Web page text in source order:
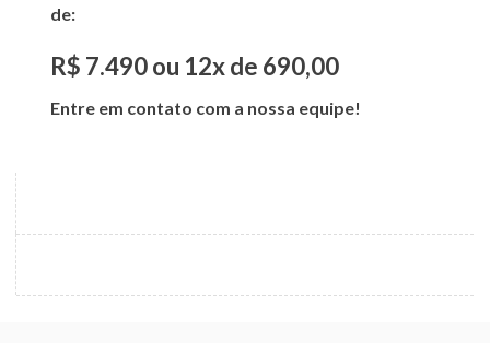
de:
R$ 7.490 ou 12x de 690,00
Entre em contato com a nossa equipe!